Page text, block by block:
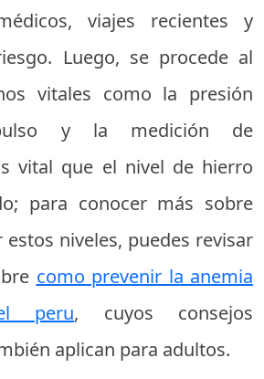
viajes recientes y
Luego, se procede al
vitales como la presión
y la medición de
vital que el nivel de hierro
para conocer más sobre
niveles, puedes revisar
como prevenir la anemia
peru, cuyos consejos
aplican para adultos.